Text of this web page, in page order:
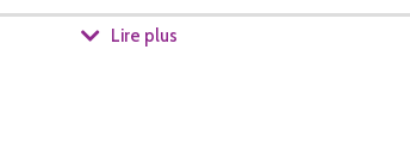
Lire plus